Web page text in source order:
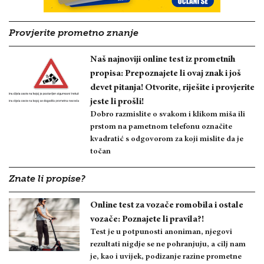
Provjerite prometno znanje
Naš najnoviji online test iz prometnih
propisa: Prepoznajete li ovaj znak i još
devet pitanja! Otvorite, riješite i provjerite
jeste li prošli!
Dobro razmislite o svakom i klikom miša ili
prstom na pametnom telefonu označite
kvadratić s odgovorom za koji mislite da je
točan
Znate li propise?
Online test za vozače romobila i ostale
vozače: Poznajete li pravila?!
Test je u potpunosti anoniman, njegovi
rezultati nigdje se ne pohranjuju, a cilj nam
je, kao i uvijek, podizanje razine prometne